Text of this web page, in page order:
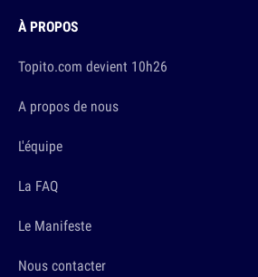
À PROPOS
Topito.com devient 10h26
A propos de nous
L'équipe
La FAQ
Le Manifeste
Nous contacter